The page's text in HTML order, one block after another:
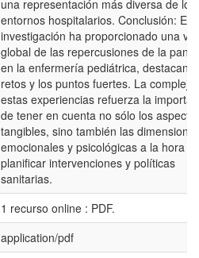
una representación más diversa de los
entornos hospitalarios. Conclusión:
investigación ha proporcionado una
global de las repercusiones de la
en la enfermería pediátrica,
retos y los puntos fuertes. La
estas experiencias refuerza la
de tener en cuenta no sólo los
tangibles, sino también las
emocionales y psicológicas a la hora
planificar intervenciones y políticas
sanitarias.
1 recurso online : PDF.
application/pdf